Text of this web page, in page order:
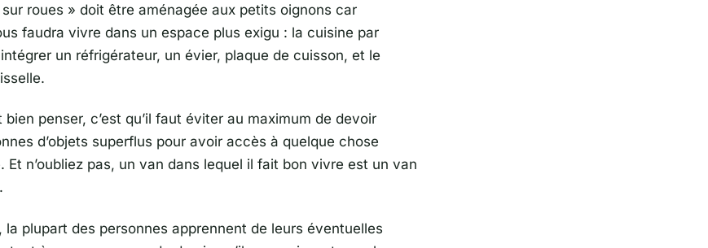
roues » doit être aménagée aux petits oignons car
faudra vivre dans un espace plus exigu : la cuisine par
un réfrigérateur, un évier, plaque de cuisson, et le
bien penser, c’est qu’il faut éviter au maximum de devoir
d’objets superflus pour avoir accès à quelque chose
Et n’oubliez pas, un van dans lequel il fait bon vivre est un van
la plupart des personnes apprennent de leurs éventuelles